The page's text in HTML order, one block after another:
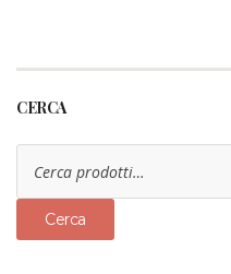
CERCA
Cerca:
Cerca